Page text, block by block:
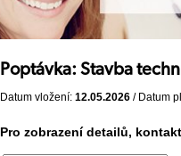
Poptávka: Stavba
Datum vložení: 12.05.2026 / Datum
Pro zobrazení detailů,